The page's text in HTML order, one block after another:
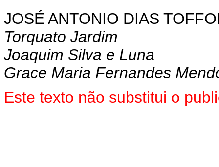
JOSÉ ANTONIO DIAS
Torquato Jardim
Joaquim Silva e Luna
Grace Maria Fernandes
Este texto não substitui o